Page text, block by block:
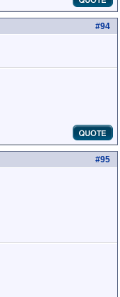
#94
#95